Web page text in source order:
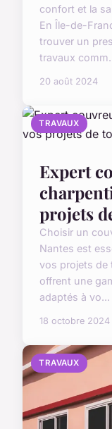
confort et la
En Île-de-
trouver un
travaux
20 août 2024
TRAVAUX
Expert
projets
Choisir un
Nantes est
vos projets de
offrent une
adaptés à vo...
18 octobre 2024
TRAVAUX